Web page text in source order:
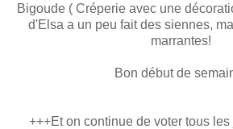
Bigoude ( Créperie avec une
d'Elsa a un peu fait des siennes,
marrantes!
Bon début de
+++Et on continue de voter tous